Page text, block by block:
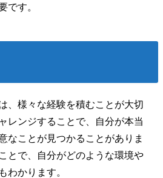
です。
、様々な経験を積むことが大切
レンジすることで、自分が本当
なことが見つかることがありま
とで、自分がどのような環境や
わかります。